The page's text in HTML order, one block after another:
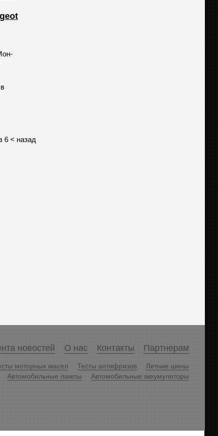
6 < назад
новостей О нас Контакты Партнерам
моторных масел Тесты антифризов
Летние шины
Автомобильные лампы Автомобильные аккумуляторы